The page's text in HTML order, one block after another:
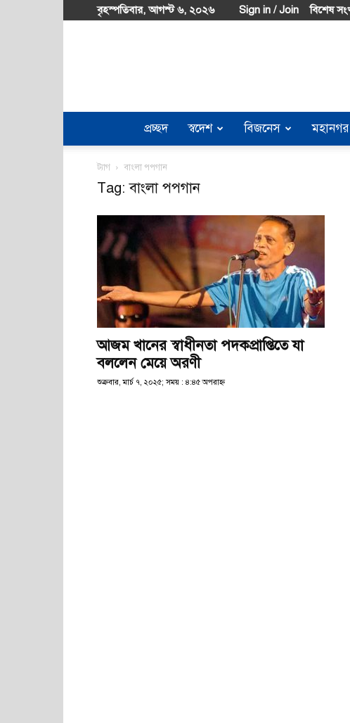
বৃহস্পতিবার, আগস্ট ৬, ২০২৬ Sign in / Join বিশেষ
প্রচ্ছদ স্বদেশ বিজনেস মহানগর
ট্যাগ বাংলা পপগান
Tag: বাংলা পপগান
আজম খানের স্বাধীনতা পদকপ্রাপ্তিতে যা
বললেন মেয়ে অরণী
শুক্রবার, মার্চ ৭, ২০২৫; সময় : ৪:৪৫ অপরাহ্ণ